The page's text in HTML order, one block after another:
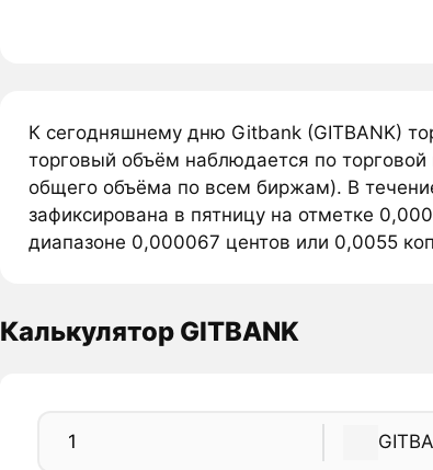
К сегодняшнему дню Gitbank (GITBANK)
торговый объём наблюдается по торговой
общего объёма по всем биржам). В
зафиксирована в пятницу на отметке
диапазоне 0,000067 центов или 0,0055
Калькулятор GITBANK